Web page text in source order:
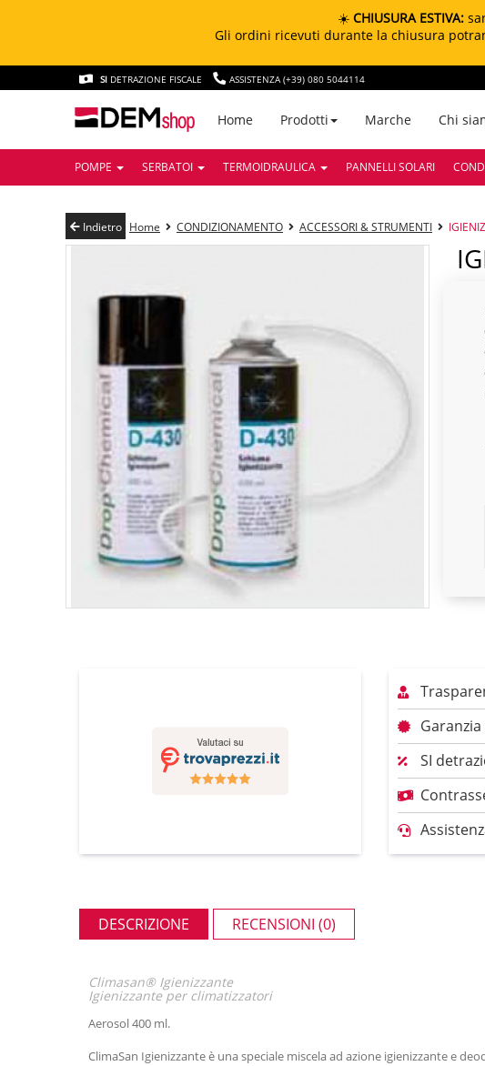
☀️ CHIUSURA ESTIVA:
Gli ordini ricevuti durante la chiusura
SI DETRAZIONE FISCALE ASSISTENZA (+39) 080 5044114
Home Prodotti Marche Chi
POMPE SERBATOI TERMOIDRAULICA PANNELLI SOLARI
Indietro Home CONDIZIONAMENTO ACCESSORI & STRUMENTI
SI
DESCRIZIONE RECENSIONI (0)
Climasan® Igienizzante
Igienizzante per climatizzatori
Aerosol 400 ml.
ClimaSan Igienizzante è una speciale miscela ad azione igienizzante e